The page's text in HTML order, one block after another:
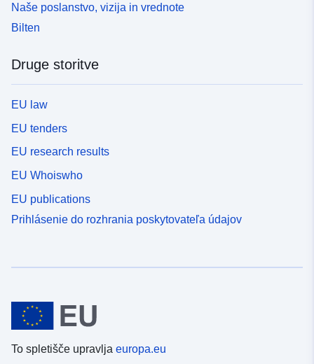
Naše poslanstvo, vizija in vrednote
Bilten
Druge storitve
EU law
EU tenders
EU research results
EU Whoiswho
EU publications
Prihlásenie do rozhrania poskytovateľa údajov
To spletišče upravlja europa.eu